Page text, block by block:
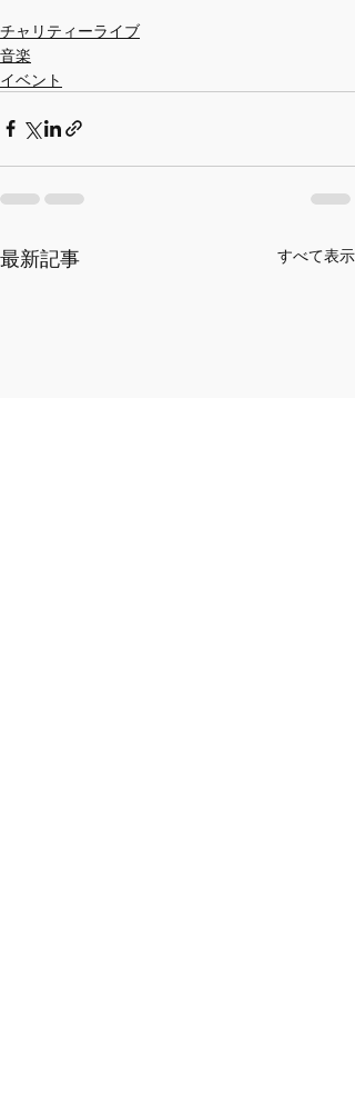
チャリティーライブ
音楽
イベント
最新記事 すべて表示